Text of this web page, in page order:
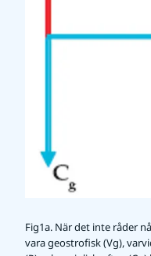
Fig1a. När det inte råder
vara geostrofisk (Vg),